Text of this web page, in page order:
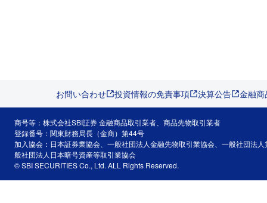
お問い合わせ 投資情報の免責事項 決算公告 金融
商号等：株式会社SBI証券 金融商品取引業者、商品先物取引業者
登録番号：関東財務局長（金商）第44号
加入協会：日本証券業協会、一般社団法人金融先物取引業協会、一般社団法
般社団法人日本暗号資産等取引業協会
© SBI SECURITIES Co., Ltd. ALL Rights Reserved.